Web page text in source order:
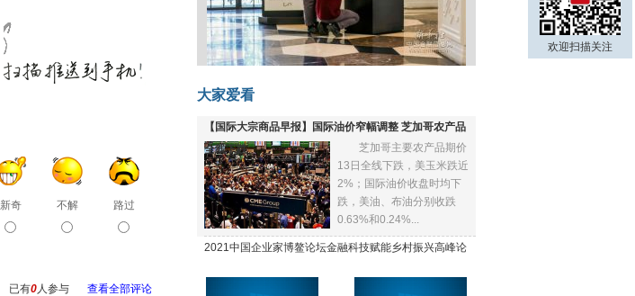
新奇 不解 路过
已有0人参与 查看全部评论
菲律宾：防疫降级
大家爱看
【国际大宗商品早报】国际油价窄幅调整 芝加哥农产品
全线下跌
芝加哥主要农产品期价
13日全线下跌，美玉米跌近
2%；国际油价收盘时均下
跌，美油、布油分别收跌
0.63%和0.24%...
2021中国企业家博鳌论坛金融科技赋能乡村振兴高峰论
欢迎扫描关注